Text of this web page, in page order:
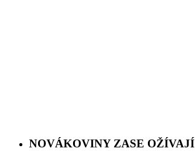
NOVÁKOVINY ZASE OŽÍVAJÍ